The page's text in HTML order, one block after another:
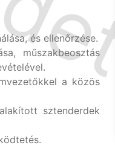
és ellenőrzése.
műszakbeosztás
a közös
sztenderdek